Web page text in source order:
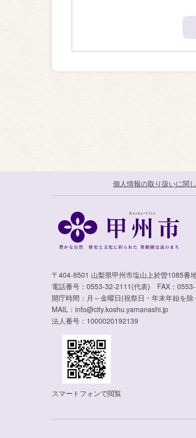
個人情報の取り扱いに関
〒404-8501 山梨県甲州市塩山上於曽1085番
電話番号：0553-32-2111(代表) FAX：
開庁時間：月～金曜日(祝祭日・年末年始を
MAIL：info@city.koshu.yamanashi.jp
法人番号：1000020192139
スマートフォンで閲覧